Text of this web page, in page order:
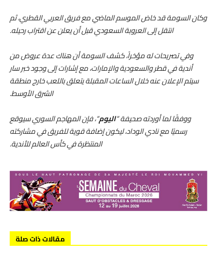
وكان السومة قد خاض الموسم الماضي مع فريق العربي القطري، ثم
انتقل إلى العروبة السعودي قبل أن يعلن عن اقتراب رحيله.
وفي تصريحات له مؤخراً، كشف السومة أن هناك عدة عروض من
أندية في قطر والسعودية والإمارات، مع إشارات إلى وجود خبر سار
سيتم الإعلان عنه خلال الساعات المقبلة يتعلق باللعب خارج منطقة
الشرق الأوسط.
ووفقًا لما أوردته صحيفة “اليوم“، فإن المهاجم السوري سيوقع
رسميًا مع نادي الوداد، ليكون إضافة قوية للفريق في مشاركته
المنتظرة في كأس العالم للأندية.
مقالات ذات صلة